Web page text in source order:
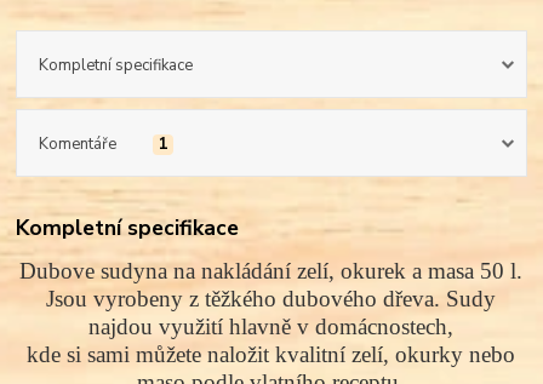
Kompletní specifikace
Komentáře 1
Kompletní specifikace
Dubove sudyna na nakládání zelí, okurek a masa 50 l.
Jsou vyrobeny z těžkého dubového dřeva. Sudy
najdou využití hlavně v domácnostech,
kde si sami můžete naložit kvalitní zelí, okurky nebo